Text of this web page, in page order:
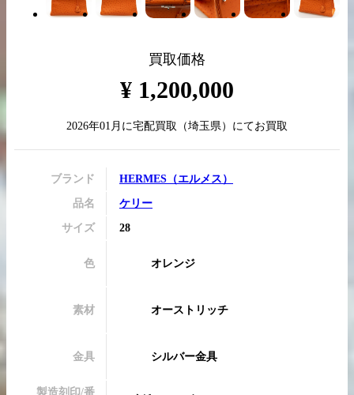
買取実績はこちらから
買取価格
¥ 1,200,000
2026年01月 に宅配買取 （埼玉県）にてお買取
ブランド HERMES （エルメス ）
品名 ケリー
サイズ 28
色 オレンジ
素材 オーストリッチ
金具 シルバー金具
製造刻印/番